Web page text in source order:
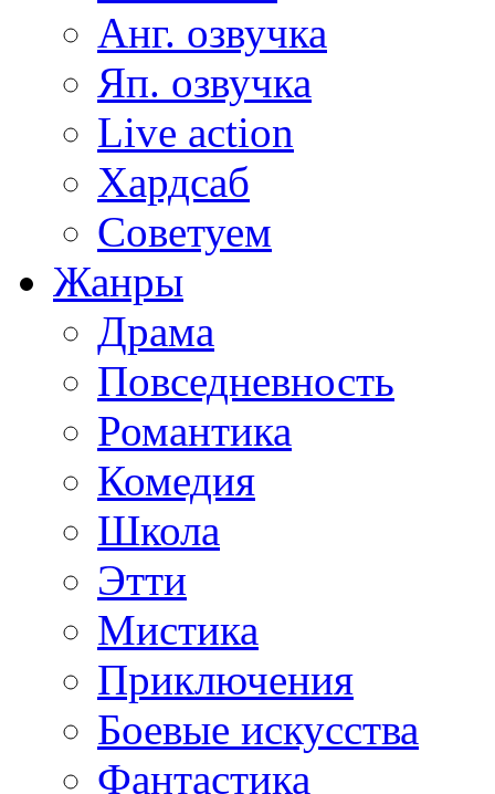
Анг. озвучка
Яп. озвучка
Live action
Хардсаб
Советуем
Жанры
Драма
Повседневность
Романтика
Комедия
Школа
Этти
Мистика
Приключения
Боевые искусства
Фантастика